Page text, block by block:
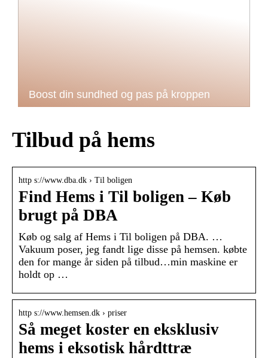
Boost din sundhed og pas på kroppen
Tilbud på hems
http s://www.dba.dk › Til boligen
Find Hems i Til boligen – Køb
brugt på DBA
Køb og salg af Hems i Til boligen på DBA. …
Vakuum poser, jeg fandt lige disse på hemsen. købte
den for mange år siden på tilbud…min maskine er
holdt op …
http s://www.hemsen.dk › priser
Så meget koster en eksklusiv
hems i eksotisk hårdttræ